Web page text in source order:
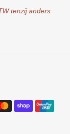
tenzij anders